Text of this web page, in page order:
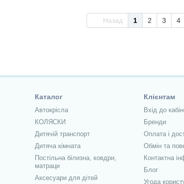
Назад 1 2 3 4
Каталог
Автокрісла
КОЛЯСКИ
Дитячій транспорт
Дитяча кімната
Постільна білизна, ковдри,
матраци
Аксесуари для дітей
Клієнтам
Вхід до
Бренди
Оплата і
Обмін та
Контактна
Блог
Угода